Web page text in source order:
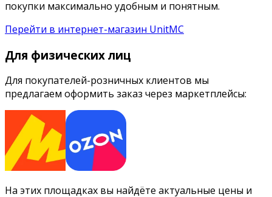
покупки максимально удобным и понятным.
Перейти в интернет-магазин UnitMC
Для физических лиц
Для покупателей-розничных клиентов мы
предлагаем оформить заказ через маркетплейсы:
На этих площадках вы найдёте актуальные цены и